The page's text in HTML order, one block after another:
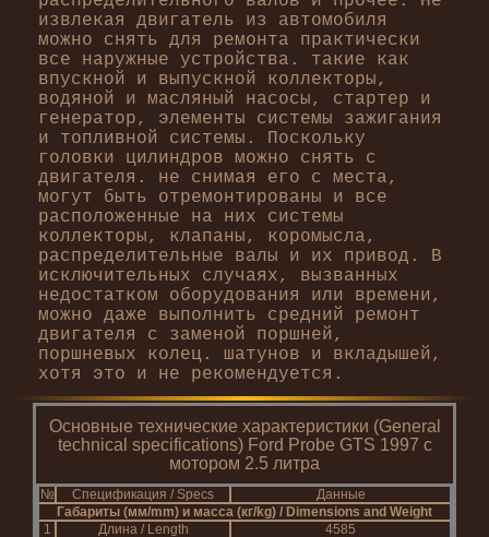
извлекая двигатель из автомобиля
можно снять для ремонта практически
все наружные устройства. такие как
впускной и выпускной коллекторы,
водяной и масляный насосы, стартер и
генератор, элементы системы зажигания
и топливной системы. Поскольку
головки цилиндров можно снять с
двигателя. не снимая его с места,
могут быть отремонтированы и все
расположенные на них системы
коллекторы, клапаны, коромысла,
распределительные валы и их привод. В
исключительных случаях, вызванных
недостатком оборудования или времени,
можно даже выполнить средний ремонт
двигателя с заменой поршней,
поршневых колец. шатунов и вкладышей,
хотя это и не рекомендуется.
Основные технические характеристики (General
technical specifications) Ford Probe GTS 1997 с
мотором 2.5 литра
№ Спецификация / Specs
Данные
Габариты (мм/mm) и масса (кг/kg) / Dimensions and Weight
1
Длина / Length
4585